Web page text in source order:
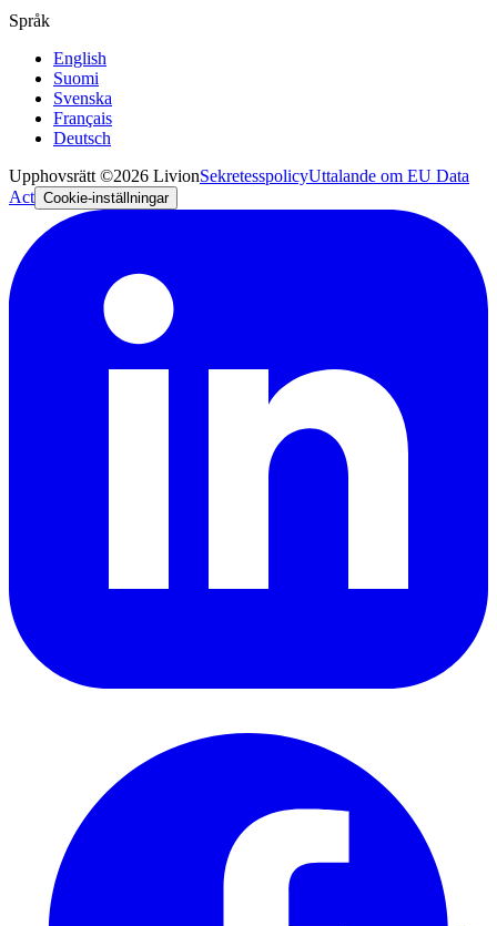
Språk
English
Suomi
Svenska
Français
Deutsch
Upphovsrätt ©2026 LivionSekretesspolicyUttalande om EU Data
Act Cookie-inställningar